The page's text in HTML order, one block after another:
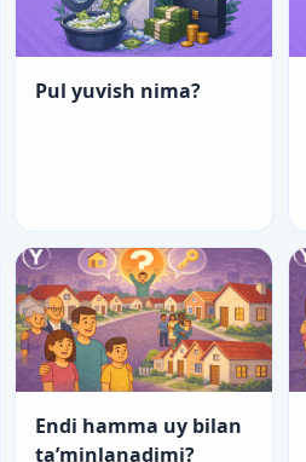
Pul yuvish nima?
Endi hamma uy bilan
ta’minlanadimi?